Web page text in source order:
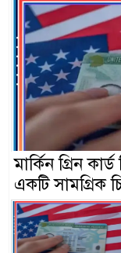
মার্কিন গ্রিন
একটি সামগ্রিক